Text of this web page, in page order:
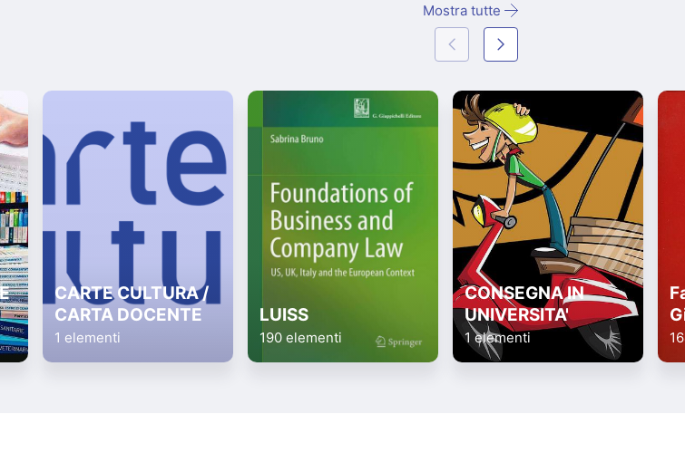
Mostra tutte
CARTE CULTURA /
CARTA DOCENTE
1 elementi
LUISS
190 elementi
CONSEGNA IN
UNIVERSITA'
1 elementi